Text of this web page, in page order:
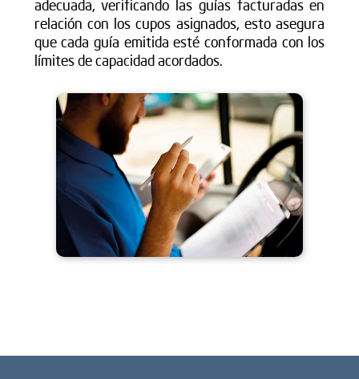
adecuada, verificando las guías facturadas en
relación con los cupos asignados, esto asegura
que cada guía emitida esté conformada con los
límites de capacidad acordados.